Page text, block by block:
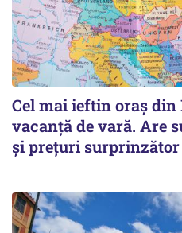
Cel mai ieftin oraș din
vacanță de vară. Are
și prețuri